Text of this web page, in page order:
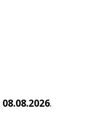
08.08.2026.